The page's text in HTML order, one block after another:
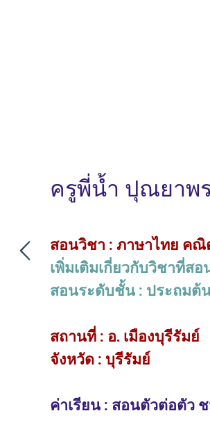
ครูพี่น้ำ ปุณยาพ
สอนวิชา : ภาษาไทย คณิ
เพิ่มเติมเกี่ยวกับวิชาที่ส
สอนระดับชั้น : ประถมต้
สถานที่ : อ. เมืองบุรีรัมย์
จังหวัด : บุรีรัมย์
ค่าเรียน : สอนตัวต่อตัว